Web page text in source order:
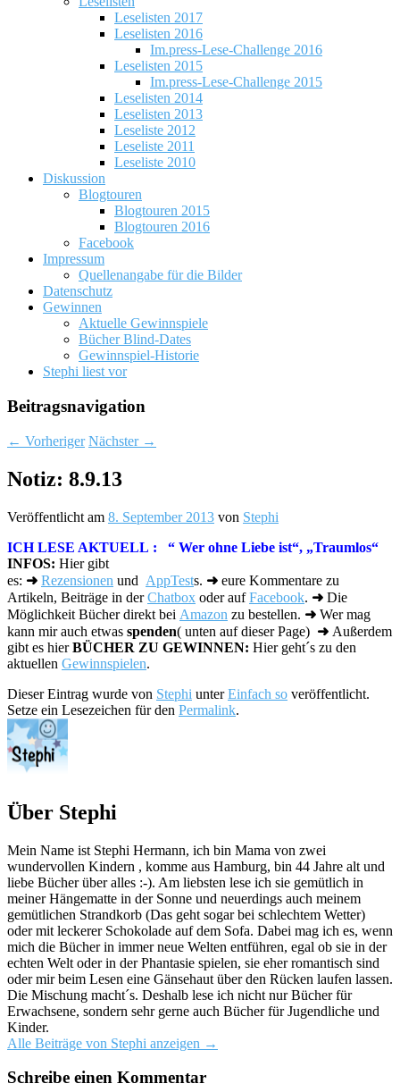
Leselisten 2017
Leselisten 2016
Im.press-Lese-Challenge 2016
Leselisten 2015
Im.press-Lese-Challenge 2015
Leselisten 2014
Leselisten 2013
Leseliste 2012
Leseliste 2011
Leseliste 2010
Diskussion
Blogtouren
Blogtouren 2015
Blogtouren 2016
Facebook
Impressum
Quellenangabe für die Bilder
Datenschutz
Gewinnen
Aktuelle Gewinnspiele
Bücher Blind-Dates
Gewinnspiel-Historie
Stephi liest vor
Beitragsnavigation
← Vorheriger Nächster →
Notiz: 8.9.13
Veröffentlicht am 8. September 2013 von Stephi
ICH LESE AKTUELL :
“ Wer ohne Liebe ist“, „Traumlos“
INFOS: Hier gibt
es: ➜ Rezensionen und AppTests. ➜ eure Kommentare zu
Artikeln, Beiträge in derChatbox oder aufFacebook. ➜ Die
Möglichkeit Bücher direkt bei Amazon zu bestellen. ➜ Wer mag
kann mir auch etwas spenden( unten auf dieser Page) ➜ Außerdem
gibt es hierBÜCHER ZU GEWINNEN: Hier geht´s zu den
aktuellen Gewinnspielen.
Dieser Eintrag wurde von Stephi unterEinfach so veröffentlicht.
Setze ein Lesezeichen für den Permalink.
Über Stephi
Mein Name ist Stephi Hermann, ich bin Mama von zwei
wundervollen Kindern , komme aus Hamburg, bin 44 Jahre alt und
liebe Bücher über alles :-). Am liebsten lese ich sie gemütlich in
meiner Hängematte in der Sonne und neuerdings auch meinem
gemütlichen Strandkorb (Das geht sogar bei schlechtem Wetter)
oder mit leckerer Schokolade auf dem Sofa. Dabei mag ich es, wenn
mich die Bücher in immer neue Welten entführen, egal ob sie in der
echten Welt oder in der Phantasie spielen, sie eher romantisch sind
oder mir beim Lesen eine Gänsehaut über den Rücken laufen lassen.
Die Mischung macht´s. Deshalb lese ich nicht nur Bücher für
Erwachsene, sondern sehr gerne auch Bücher für Jugendliche und
Kinder.
Alle Beiträge von Stephi anzeigen →
Schreibe einen Kommentar